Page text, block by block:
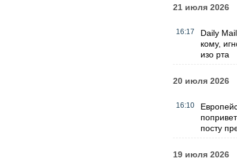
21 июля 2026
16:17
Daily
кому,
изо рта
20 июля 2026
16:10
посту
19 июля 2026